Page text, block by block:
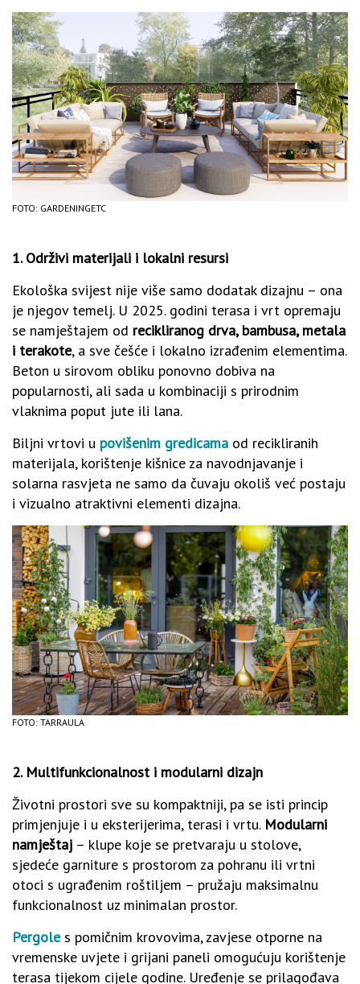
FOTO: GARDENINGETC
1. Održivi materijali i lokalni resursi
Ekološka svijest nije više samo dodatak dizajnu – ona
je njegov temelj. U 2025. godini terasa i vrt opremaju
se namještajem od recikliranog drva, bambusa, metala
i terakote, a sve češće i lokalno izrađenim elementima.
Beton u sirovom obliku ponovno dobiva na
popularnosti, ali sada u kombinaciji s prirodnim
vlaknima poput jute ili lana.
Biljni vrtovi u povišenim gredicama od recikliranih
materijala, korištenje kišnice za navodnjavanje i
solarna rasvjeta ne samo da čuvaju okoliš već postaju
i vizualno atraktivni elementi dizajna.
FOTO: TARRAULA
2. Multifunkcionalnost i modularni dizajn
Životni prostori sve su kompaktniji, pa se isti princip
primjenjuje i u eksterijerima, terasi i vrtu. Modularni
namještaj – klupe koje se pretvaraju u stolove,
sjedeće garniture s prostorom za pohranu ili vrtni
otoci s ugrađenim roštiljem – pružaju maksimalnu
funkcionalnost uz minimalan prostor.
Pergoles pomičnim krovovima, zavjese otporne na
vremenske uvjete i grijani paneli omogućuju korištenje
terasa tijekom cijele godine. Uređenje se prilagođava